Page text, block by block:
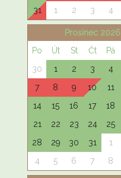
31
1 2 3 4
Prosinec 2026
Po
Út St Čt Pá
30
1 2 3 4
7
8 9 10 11
14
15 16 17 18
21
22 23 24 25
28
29 30 31 1
4
5 6 7 8